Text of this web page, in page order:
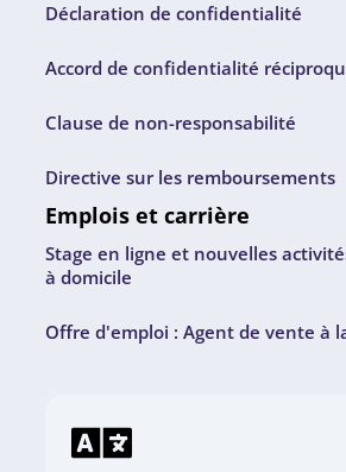
Déclaration de confidentialité
Accord de confidentialité
Clause de non-responsabilité
Directive sur les remboursements
Emplois et carrière
Stage en ligne et nouvelles
à domicile
Offre d'emploi : Agent de vente à